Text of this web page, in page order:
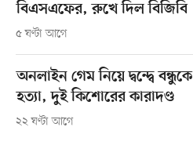
বিএসএফের, রুখে দিল বিজিবি
৫ ঘণ্টা আগে
অনলাইন গেম নিয়ে দ্বন্দ্বে বন্ধুকে
হত্যা, দুই কিশোরের কারাদণ্ড
২২ ঘণ্টা আগে